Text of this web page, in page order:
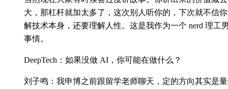
大，那杠杆就加太多了，这次别人听你的，下次就不信
解技术本身，还要理解人性。这是我作为一个 nerd 理工
事情。
DeepTech：如果没做 AI，你可能在做什么？
刘子鸣：我申博之前跟留学老师聊天，定的方向其实是